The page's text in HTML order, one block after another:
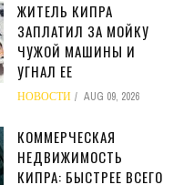
ЖИТЕЛЬ КИПРА
ЗАПЛАТИЛ ЗА МОЙКУ
ЧУЖОЙ МАШИНЫ И
УГНАЛ ЕЕ
НОВОСТИ AUG 09, 2026
КОММЕРЧЕСКАЯ
НЕДВИЖИМОСТЬ
КИПРА: БЫСТРЕЕ ВСЕГО